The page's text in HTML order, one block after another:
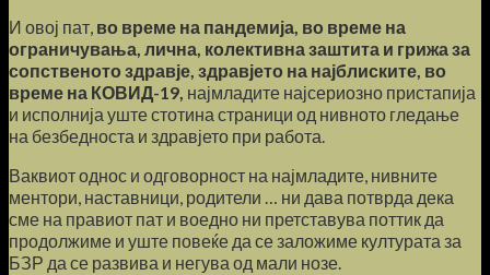
И овој пат, во време на пандемија, во време на
ограничувања, лична, колективна заштита и грижа за
сопственото здравје, здравјето на најблиските, во
време на КОВИД-19, најмладите најсериозно пристапија
и исполнија уште стотина страници од нивното гледање
на безбедноста и здравјето при работа.
Ваквиот однос и одговорност на најмладите, нивните
ментори, наставници, родители … ни дава потврда дека
сме на правиот пат и воедно ни претставува поттик да
продолжиме и уште повеќе да се заложиме културата за
БЗР да се развива и негува од мали нозе.